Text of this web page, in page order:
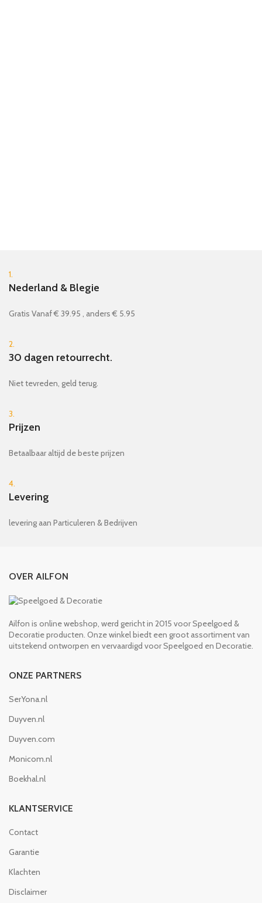
1.
Nederland & Blegie
Gratis Vanaf € 39.95 , anders € 5.95
2.
30 dagen retourrecht.
Niet tevreden, geld terug.
3.
Prijzen
Betaalbaar altijd de beste prijzen
4.
Levering
levering aan Particuleren & Bedrijven
OVER AILFON
Ailfon is online webshop, werd gericht in 2015 voor Speelgoed &
Decoratie producten. Onze winkel biedt een groot assortiment van
uitstekend ontworpen en vervaardigd voor Speelgoed en Decoratie.
ONZE PARTNERS
SerYona.nl
Duyven.nl
Duyven.com
Monicom.nl
Boekhal.nl
KLANTSERVICE
Contact
Garantie
Klachten
Disclaimer